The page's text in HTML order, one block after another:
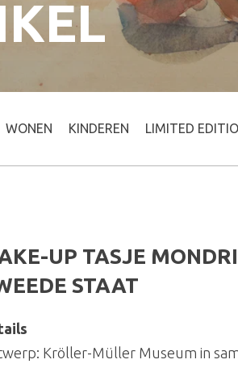
WONEN KINDEREN LIMITED
UP TASJE
STAAT
Kröller-Müller Museum in